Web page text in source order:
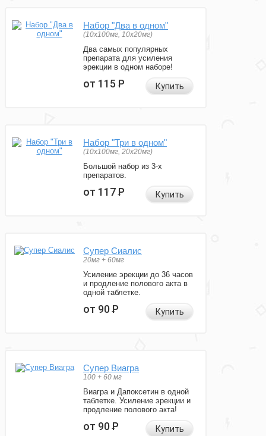
Набор "Два в одном"
(10x100мг, 10x20мг)
Два самых популярных
препарата для усиления
эрекции в одном наборе!
от 115Р Купить
Набор "Три в одном"
(10x100мг, 20x20мг)
Большой набор из 3-х
препаратов.
от 117Р Купить
Супер Сиалис
20мг + 60мг
Усиление эрекции до 36 часов
и продление полового акта в
одной таблетке.
от 90Р Купить
Супер Виагра
100 + 60 мг
Виагра и Дапоксетин в одной
таблетке. Усиление эрекции и
продление полового акта!
от 90Р Купить